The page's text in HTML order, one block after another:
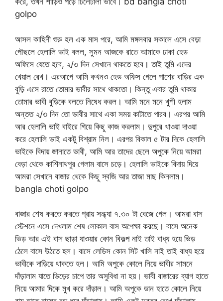
golpo
আসল কাহিনী শুরু হল এক মাস পরে, আমি মঙ্গলবার সকালে এসে বেড়া
পৌছলে হেলালি ভাই বলল, সুমন আজকে রাতে আমাকে ঢাকা হেড
অফিসে যেতে হবে, ২/৩ দিন সেখানে থাকতে হবে। তাই তুমি এদের
খেয়াল রেখ। এরআগে আমি কখনও হেড অফিস গেলে পাশের বাড়ির এক
বুড়ি এসে রাতে তোমার ভাবীর সাথে থাকতো। কিন্তু এবার তুমি থাকায়
তোমার ভাবী বুড়িকে বলতে নিষেধ করল। আমি মনে মনে খুশী হলাম
অন্তত ২/৩ দিন তো ভাবীর সাথে একা সময় কাটাতে পারব। এরপর আমি
আর হেলালি ভাই বাইরে গিয়ে কিছু কাজ করলাম। দুপুরে খাওয়া দাওয়া
করে হেলালি ভাই একটু বিশ্রাম নিল। এরপর বিকাল ৫ টার দিকে হেলালি
ভাইকে বিদায় জানাতে ভাবী, আমি আর তাদের ছেলে অপুকে নিয়ে আমরা
বেড়া থেকে কাশিনাথপুর গেলাম বাসে চড়ে। হেলালি ভাইকে বিদায় দিয়ে
আমরা সেখানে বাজার থেকে কিছু স্বজি আর তাজা মাছ কিনলাম।
bangla choti golpo
বাজার শেষ করতে করতে প্রায় সন্ধ্যা ৭.৩০ টা বেজে গেল। আমরা বাস
স্টেশনে এসে দেখলাম শেষ লোকাল বাস অপেক্ষা করছে। বাসে অনেক
ভিড় আর এই বাস ছাড়া যাওয়ার কোন বিকল্প নাই তাই বাধ্য হয়ে ভিড়
ঠেলে বাসে উঠতে হল। বাসে লেডিস কোন সিট খালি নাই তাই বাধ্য হয়ে
ভাবীকে দাড়িয়ে থাকতে হল। আমি অপুকে কোলে নিয়ে ভাবীর সামনে
দাঁড়ালাম যাতে ভিড়ের চাপে তার অসুবিধা না হয়। ভাবী বাজারের ব্যাগ হাতে
নিয়ে আমার দিকে মুখ করে দাঁড়াল। আমি অপুকে ডান হাতে কোলে নিয়ে